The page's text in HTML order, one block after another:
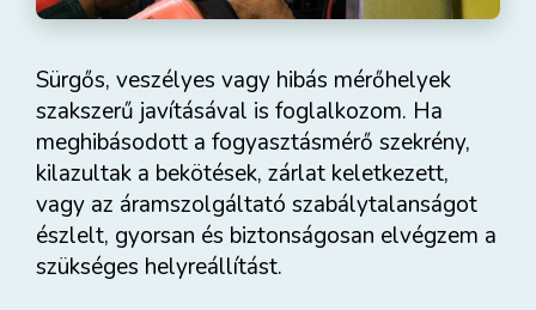
Sürgős, veszélyes vagy hibás mérőhelyek
szakszerű javításával is foglalkozom. Ha
meghibásodott a fogyasztásmérő szekrény,
kilazultak a bekötések, zárlat keletkezett,
vagy az áramszolgáltató szabálytalanságot
észlelt, gyorsan és biztonságosan elvégzem a
szükséges helyreállítást.